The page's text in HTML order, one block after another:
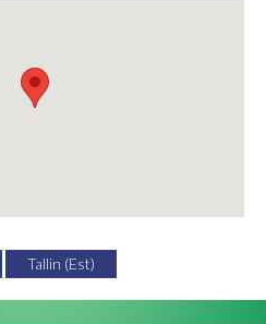
Tallin (Est)